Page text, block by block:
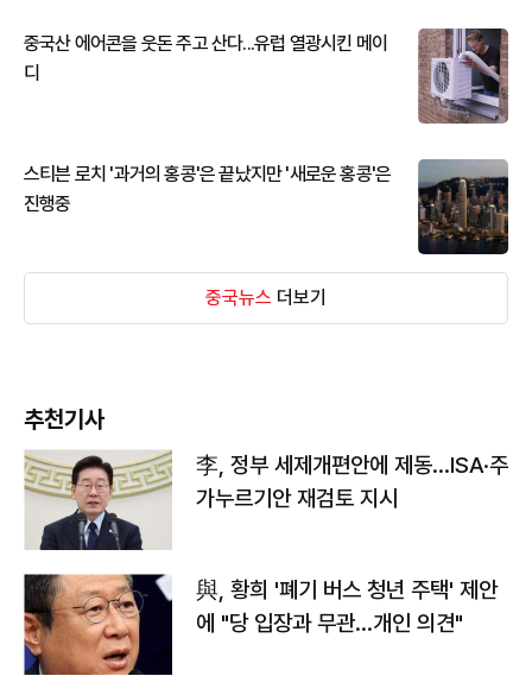
중국산 에어콘을 웃돈 주고 산다...유럽 열광시킨 메이
디
스티븐 로치 '과거의 홍콩'은 끝났지만 '새로운 홍콩'은
진행중
중국뉴스 더보기
추천기사
李, 정부 세제개편안에 제동…ISA·주
가누르기안 재검토 지시
與, 황희 '폐기 버스 청년 주택' 제안
에 "당 입장과 무관…개인 의견"